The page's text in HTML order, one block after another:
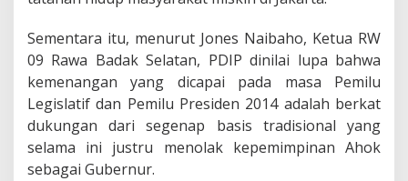
Sementara itu, menurut Jones Naibaho, Ketua RW
09 Rawa Badak Selatan, PDIP dinilai lupa bahwa
kemenangan yang dicapai pada masa Pemilu
Legislatif dan Pemilu Presiden 2014 adalah berkat
dukungan dari segenap basis tradisional yang
selama ini justru menolak kepemimpinan Ahok
sebagai Gubernur.